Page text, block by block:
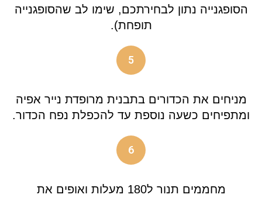
הסופגנייה נתון לבחירתכם, שימו לב שהסופגנייה
תופחת).
5
מניחים את הכדורים בתבנית מרופדת נייר אפיה
ומתפיחים כשעה נוספת עד להכפלת נפח הכדור.
6
מחממים תנור ל180 מעלות ואופים את